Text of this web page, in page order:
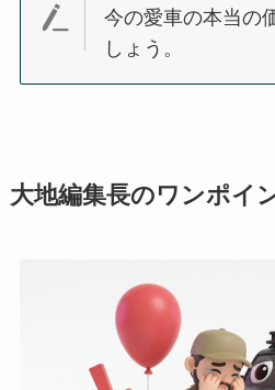
今の愛車の本当の
しょう。
大地編集長のワンポイ